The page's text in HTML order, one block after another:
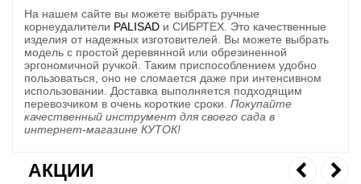
На нашем сайте вы можете выбрать ручные
корнеудалители PALISAD и СИБРТЕХ. Это качественные
изделия от надежных изготовителей. Вы можете выбрать
модель с простой деревянной или обрезиненной
эргономичной ручкой. Таким приспособлением удобно
пользоваться, оно не сломается даже при интенсивном
использовании. Доставка выполняется подходящим
перевозчиком в очень короткие сроки. Покупайте
качественный инструмент для своего сада в
интернет-магазине КУТОК!
АКЦИИ